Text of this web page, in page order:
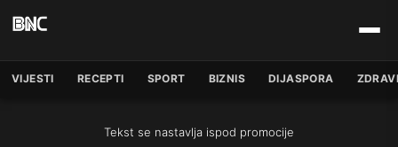
VIJESTI RECEPTI SPORT BIZNIS DIJASPORA
Tekst se nastavlja ispod promocije